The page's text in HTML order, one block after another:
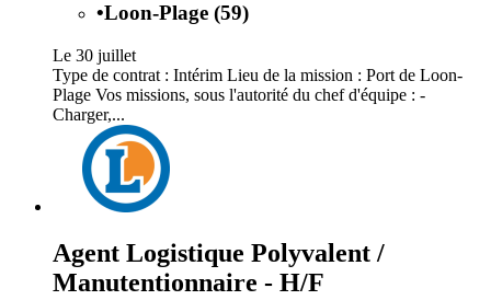
•Loon-Plage (59)
Le 30 juillet
Type de contrat : Intérim Lieu de la mission : Port de Loon-
Plage Vos missions, sous l'autorité du chef d'équipe : -
Charger,...
Agent Logistique Polyvalent /
Manutentionnaire - H/F